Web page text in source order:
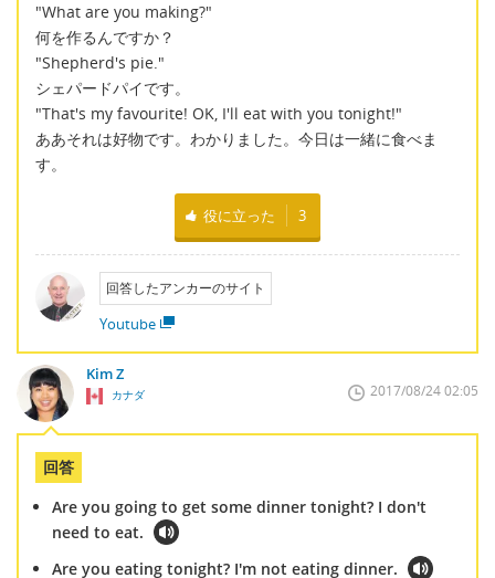
"What are you making?"
何を作るんですか？
"Shepherd's pie."
シェパードパイです。
"That's my favourite! OK, I'll eat with you tonight!"
ああそれは好物です。わかりました。今日は一緒に食べま
す。
役に立った 3
回答したアンカーのサイト
Youtube
Kim Z
カナダ 2017/08/24 02:05
回答
Are you going to get some dinner tonight? I don't
need to eat.
Are you eating tonight? I'm not eating dinner.